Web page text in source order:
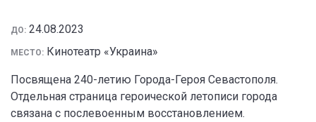
ДО: 24.08.2023
МЕСТО: Кинотеатр «Украина»
Посвящена 240-летию Города-Героя Севастополя.
Отдельная страница героической летописи города
связана с послевоенным восстановлением.